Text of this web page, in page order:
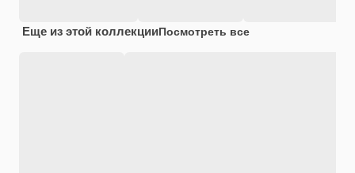
Еще из этой коллекцииПосмотреть все